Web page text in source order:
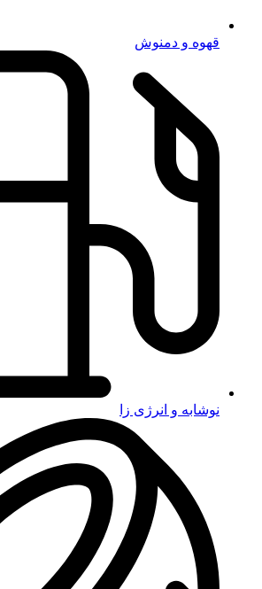
قهوه و دمنوش
نوشابه و انرژی زا